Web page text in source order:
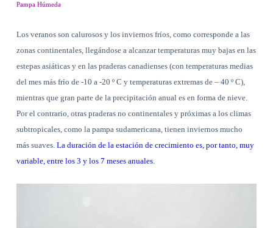
Pampa Húmeda
Los veranos son calurosos y los inviernos fríos, como corresponde a las
zonas continentales, llegándose a alcanzar temperaturas muy bajas en las
estepas asiáticas y en las praderas canadienses (con temperaturas medias
del mes más frío de -10 a -20 º C y temperaturas extremas de – 40 º C),
mientras que gran parte de la precipitación anual es en forma de nieve.
Por el contrario, otras praderas no continentales y próximas a los climas
subtropicales, como la pampa sudamericana, tienen inviernos mucho
más suaves. La duración de la estación de crecimiento es, por tanto, muy
variable, entre los 3 y los 7 meses anuales.